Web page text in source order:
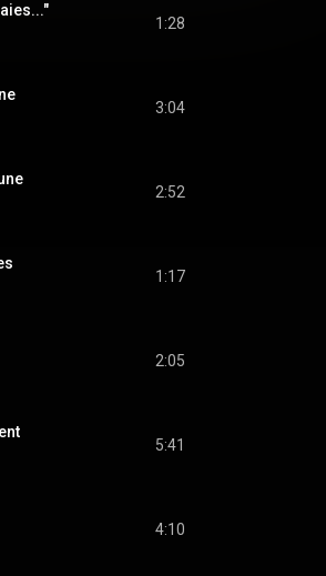
1:28
3:04
2:52
1:17
2:05
5:41
4:10